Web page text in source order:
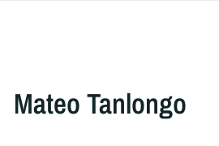
Mateo Tanlongo